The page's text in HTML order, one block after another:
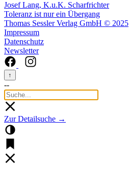
Josef Lang, K.u.K. Scharfrichter
Toleranz ist nur ein Übergang
Thomas Sessler Verlag GmbH © 2025
Impressum
Datenschutz
Newsletter
↑
--
Zur Detailsuche →